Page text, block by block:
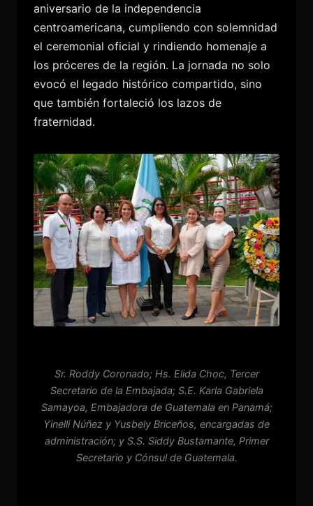
aniversario de la independencia
centroamericana, cumpliendo con solemnidad
el ceremonial oficial y rindiendo homenaje a
los próceres de la región. La jornada no solo
evocó el legado histórico compartido, sino
que también fortaleció los lazos de
fraternidad.
Sr. Roddy Coronado; Hs. Elida Choc, Tercer
Secretario de la Embajada; S.E. Karla Gabriela
Samayoa, Embajadora de Guatemala en Panamá;
Yinelli Núñez y Yusbely Briceños, encargadas de
administración; y S.S. Siddy Bustamante, Primer
Secretario y Cónsul de Guatemala.